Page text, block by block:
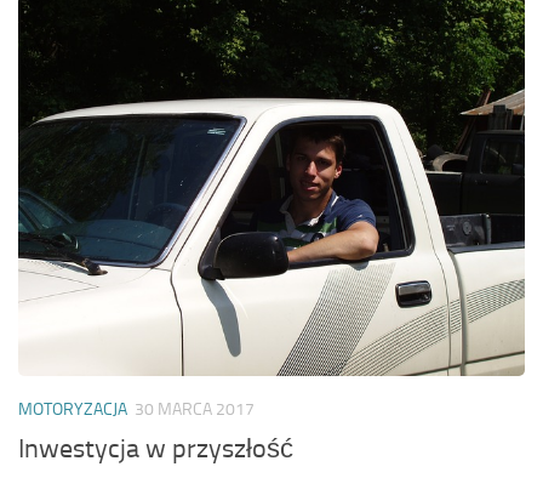
MOTORYZACJA 30 MARCA 2017
Inwestycja w przyszłość